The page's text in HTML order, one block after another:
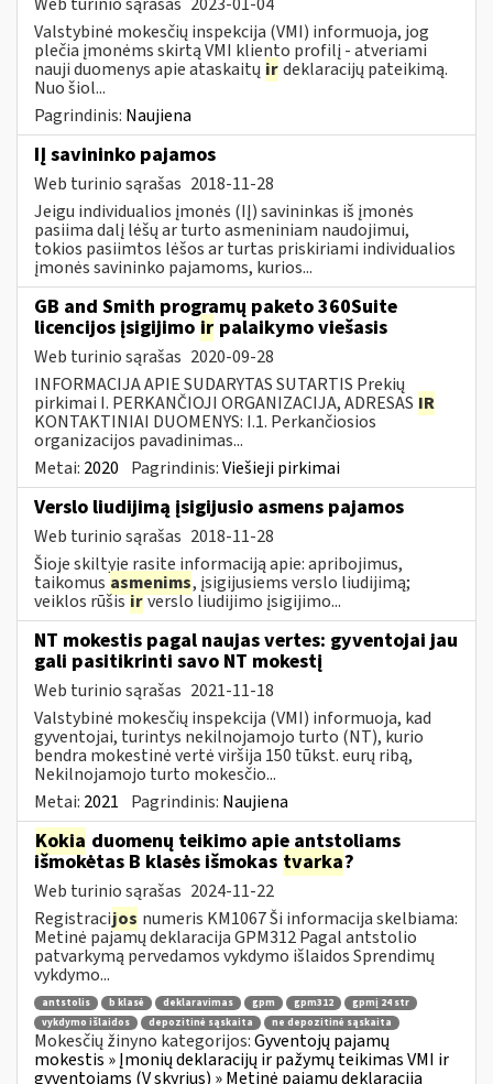
Valstybinė mokesčių inspekcija (VMI) informuoja, jog
plečia įmonėms skirtą VMI kliento profilį - atveriami
nauji duomenys apie ataskaitų irdeklaracijų pateikimą.
Nuo šiol...
Pagrindinis: Naujiena
IĮ savininko pajamos
Web turinio sąrašas 2018-11-28
Jeigu individualios įmonės (IĮ) savininkas iš įmonės
pasiima dalį lėšų ar turto asmeniniam naudojimui,
tokios pasiimtos lėšos ar turtas priskiriami individualios
įmonės savininko pajamoms, kurios...
GB and Smith programų paketo 360Suite
licencijos įsigijimo ir palaikymo viešasis
Web turinio sąrašas 2020-09-28
INFORMACIJA APIE SUDARYTAS SUTARTIS Prekių
pirkimai I. PERKANČIOJI ORGANIZACIJA, ADRESAS IR
KONTAKTINIAI DUOMENYS: I.1. Perkančiosios
organizacijos pavadinimas...
Metai: 2020 Pagrindinis:Viešieji pirkimai
Verslo liudijimą įsigijusio asmens pajamos
Web turinio sąrašas 2018-11-28
Šioje skiltyje rasite informaciją apie: apribojimus,
taikomus asmenims, įsigijusiems verslo liudijimą;
veiklos rūšisirverslo liudijimo įsigijimo...
NT mokestis pagal naujas vertes: gyventojai jau
gali pasitikrinti savo NT mokestį
Web turinio sąrašas 2021-11-18
Valstybinė mokesčių inspekcija (VMI) informuoja, kad
gyventojai, turintys nekilnojamojo turto (NT), kurio
bendra mokestinė vertė viršija 150 tūkst. eurų ribą,
Nekilnojamojo turto mokesčio...
Metai: 2021 Pagrindinis: Naujiena
Kokia duomenų teikimo apie antstoliams
išmokėtas B klasės išmokas tvarka?
Web turinio sąrašas 2024-11-22
Registracijos numeris KM1067 Ši informacija skelbiama:
Metinė pajamų deklaracija GPM312 Pagal antstolio
patvarkymą pervedamos vykdymo išlaidos Sprendimų
vykdymo...
antstolis b klasė deklaravimas gpm gpm312
gpmį 24 str
vykdymo išlaidos
depozitinė sąskaita ne depozitinė sąskaita
Mokesčių žinyno kategorijos:Gyventojų pajamų
mokestis » Įmonių deklaracijų ir pažymų teikimas VMI ir
gyventojams (V skyrius) » Metinė pajamų deklaracija